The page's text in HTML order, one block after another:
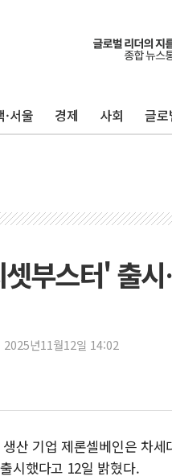
·서울 경제 사회 글로
부스터' 출
2025년11월12일 14:02
산 기업 제론셀베인은 차
시했다고 12일 밝혔다.